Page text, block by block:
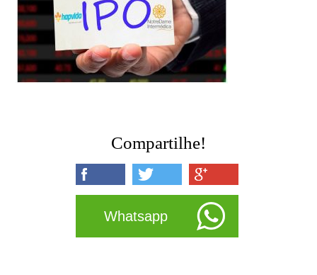
Compartilhe!
Whatsapp